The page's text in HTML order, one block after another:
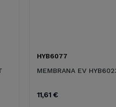
HYB6077
MEMBRANA EV
11,61 €